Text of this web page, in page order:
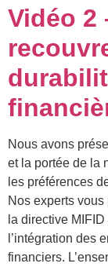
Vidéo 2
Nous avons
et la portée de la
les préférences
Nos experts
la directive
l’intégration des
financiers.